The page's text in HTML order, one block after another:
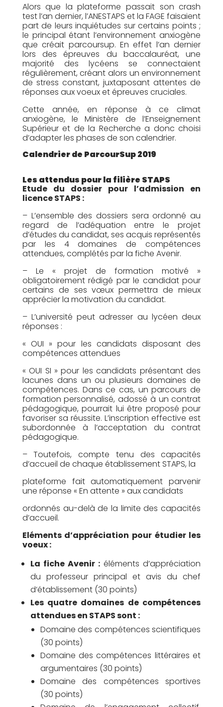
Alors que la plateforme passait son crash
test l’an dernier, l’ANESTAPS et la FAGE faisaient
part de leurs inquiétudes sur certains points ;
le principal étant l’environnement anxiogène
que créait parcoursup. En effet l’an dernier
lors des épreuves du baccalauréat, une
majorité des lycéens se connectaient
régulièrement, créant alors un environnement
de stress constant, juxtaposant attentes de
réponses aux voeux et épreuves cruciales.
Cette année, en réponse à ce climat
anxiogène, le Ministère de l’Enseignement
Supérieur et de la Recherche a donc choisi
d’adapter les phases de son calendrier.
Calendrier de ParcourSup 2019
Les attendus pour la filière STAPS
Etude du dossier pour l’admission en
licence STAPS :
– L’ensemble des dossiers sera ordonné au
regard de l’adéquation entre le projet
d’études du candidat, ses acquis représentés
par les 4 domaines de compétences
attendues, complétés par la fiche Avenir.
– Le « projet de formation motivé »
obligatoirement rédigé par le candidat pour
certains de ses vœux permettra de mieux
apprécier la motivation du candidat.
– L’université peut adresser au lycéen deux
réponses :
« OUI » pour les candidats disposant des
compétences attendues
« OUI SI » pour les candidats présentant des
lacunes dans un ou plusieurs domaines de
compétences. Dans ce cas, un parcours de
formation personnalisé, adossé à un contrat
pédagogique, pourrait lui être proposé pour
favoriser sa réussite. L’inscription effective est
subordonnée à l’acceptation du contrat
pédagogique.
– Toutefois, compte tenu des capacités
d’accueil de chaque établissement STAPS, la
plateforme fait automatiquement parvenir
une réponse « En attente » aux candidats
ordonnés au-delà de la limite des capacités
d’accueil.
Eléments d’appréciation pour étudier les
voeux :
La fiche Avenir : éléments d’appréciation
du professeur principal et avis du chef
d’établissement (30 points)
Les quatre domaines de compétences
attendues en STAPS sont :
Domaine des compétences scientifiques
(30 points)
Domaine des compétences littéraires et
argumentaires (30 points)
Domaine des compétences sportives
(30 points)